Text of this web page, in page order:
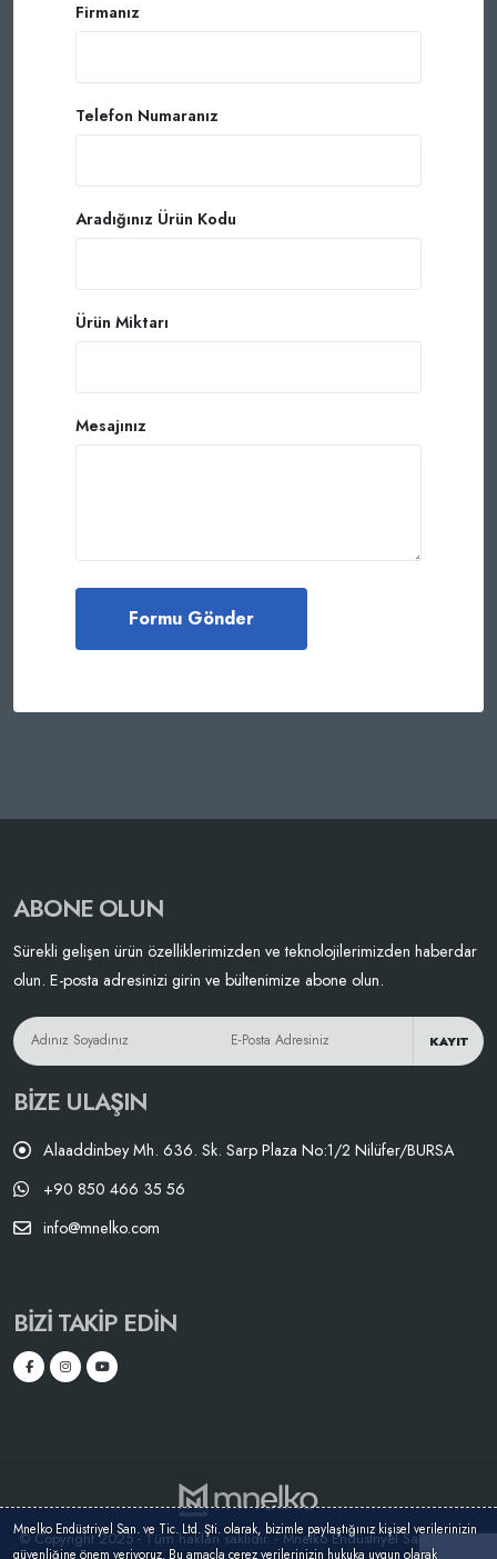
Firmanız
Telefon Numaranız
Aradığınız Ürün Kodu
Ürün Miktarı
Mesajınız
ABONE OLUN
Sürekli gelişen ürün özelliklerimizden ve teknolojilerimizden haberdar
olun. E-posta adresinizi girin ve bültenimize abone olun.
KAYIT
BIZE ULAŞIN
Alaaddinbey Mh. 636. Sk. Sarp Plaza No:1/2 Nilüfer/BURSA
+90 850 466 35 56
info@mnelko.com
BIZI TAKIP EDIN
© Copyright 2025 - Tüm hakları saklıdır. - Mnelko Endüstriyel San. ve Tic.
Mnelko Endüstriyel San. ve Tic. Ltd. Şti. olarak, bizimle paylaştığınız kişisel verilerinizin
güvenliğine önem veriyoruz. Bu amaçla çerez verilerinizin hukuka uygun olarak